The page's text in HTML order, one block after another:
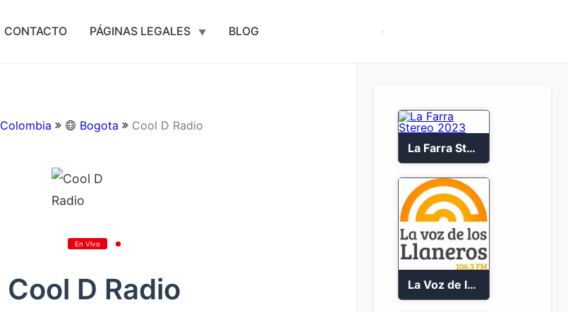
CONTACTO PÁGINAS LEGALES BLOG
Colombia Bogota Cool D Radio
En Vivo
Cool D Radio
La Farra Stereo 2023
La Voz de los Llaneros en vivo 106.3 FM